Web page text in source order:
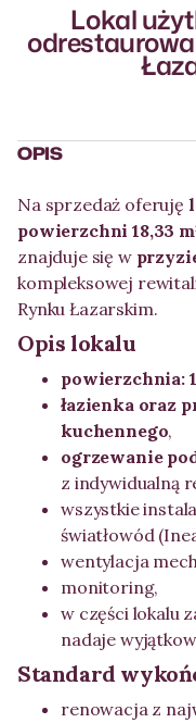
Więcej zdjęć
More photos
Lokal
OPIS
Na sprzedaż oferuję
powierzchni 18,33
znajduje się w
kompleksowej
Rynku Łazarskim.
Opis lokalu
powierzchnia:
łazienka oraz
kuchennego,
ogrzewanie
z indywidualną
wszystkie
światłowód
wentylacja
monitoring,
w części lokalu
nadaje
Standard
renowacja z